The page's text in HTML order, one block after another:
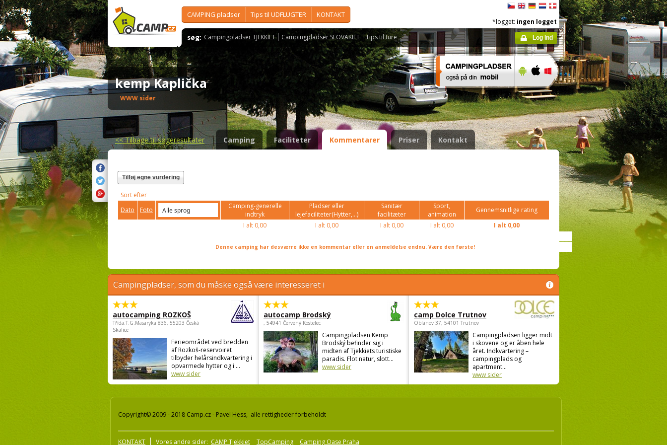
CAMPING pladser Tips til UDFLUGTER KONTAKT
søg: Campingpladser TJEKKIET Campingpladser SLOVAKIET Tips til ture
*logget: ingen logget
Log ind
kemp Kaplička
WWW sider
<<Tilbage til søgeresultater Camping Faciliteter Kommentarer Priser Kontakt
Tilføj egne vurdering
Sort efter
Dato
Foto
Camping-generelle
indtryk
Pladser eller
lejefaciliteter(Hytter,...)
Sanitær
facilitæter
Sport,
animation
Gennemsnitlige rating
I alt 0,00 I alt0,00 I alt0,00 I alt0,00 I alt 0,00
Denne camping har desværre ikke en kommentar eller en anmeldelse endnu. Være den første!
Campingpladser, som du måske også være interesseret i
autocamping ROZKOŠ
Třída.T.G.Masaryka 836, 55203 Česká
Skalice
Ferieområdet ved bredden
af Rozkoš-reservoiret
tilbyder helårsindkvartering i
opvarmede hytter og i ...
www sider
autocamp Brodský
, 54941 Červený Kostelec
Campingpladsen Kemp
Brodský befinder sig i
midten af Tjekkiets turistiske
paradis. Flot natur, slott...
www sider
camp Dolce Trutnov
Oblanov 37, 54101 Trutnov
Campingpladsen ligger midt
i skovene og er åben hele
året. Indkvartering –
campingplads og
apartment...
www sider
Copyright© 2009 - 2018 Camp.cz - Pavel Hess, alle rettigheder forbeholdt
KONTAKT Vores andre sider: CAMP Tjekkiet TopCamping Camping Oase Praha